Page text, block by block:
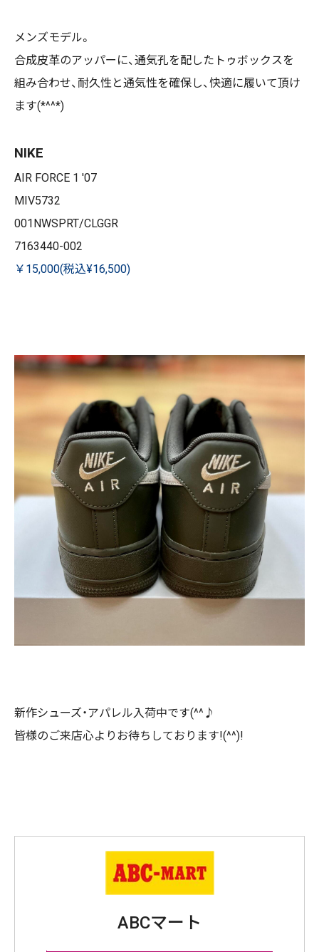
メンズモデル。
合成皮革のアッパーに、通気孔を配したトゥボックスを
組み合わせ、耐久性と通気性を確保し、快適に履いて頂け
ます(*^^*)
NIKE
AIR FORCE 1 '07
MIV5732
001NWSPRT/CLGGR
7163440-002
￥15,000(税込¥16,500)
新作シューズ・アパレル入荷中です(^^♪
皆様のご来店心よりお待ちしております!(^^)!
ABCマート